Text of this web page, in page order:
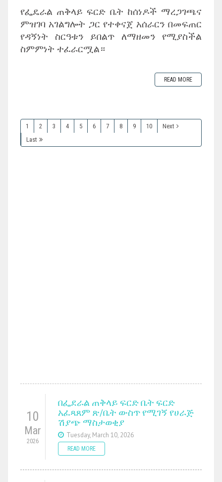
‎የፌዴራል ጠቅላይ ፍርድ ቤት ከሰነዶች ማረጋገጫና
ምዝገባ አገልግሎት ጋር የተቀናጀ አሰራርን በመፍጠር
የዳኝነት ስርዓቱን ይበልጥ ለማዘመን የሚያስችል
ስምምነት ተፈራርሟል።
READ MORE
1 2 3 4 5 6 7 8 9 10
Next
Last
10
Mar
2026
በፌደራል ጠቅላይ ፍርድ ቤት ፍርድ
አፈጻጸም ጽ/ቤት ውስጥ የሚገኝ የሀራጅ
ሽያጭ ማስታወቂያ
Tuesday, March 10, 2026
READ MORE